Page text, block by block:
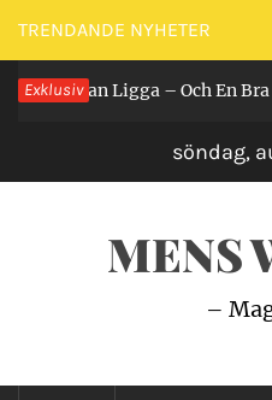
Hoppa
till
innehåll
TRENDANDE NYHETER
Exklusiv
Får Man Ligga – Och En Bra
söndag,
MENS
–